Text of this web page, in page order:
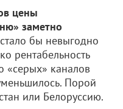
цены
заметно
бы невыгодно
рентабельность
«серых» каналов
Порой
или Белоруссию.